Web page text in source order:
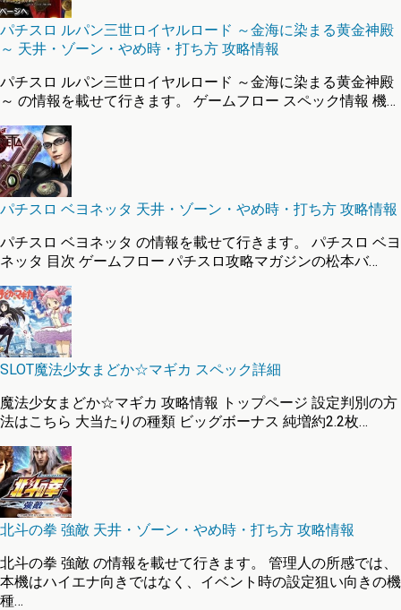
パチスロ ルパン三世ロイヤルロード ～金海に染まる黄金神殿
～ 天井・ゾーン・やめ時・打ち方 攻略情報
パチスロ ルパン三世ロイヤルロード ～金海に染まる黄金神殿
～ の情報を載せて行きます。 ゲームフロー スペック情報 機…
パチスロ ベヨネッタ 天井・ゾーン・やめ時・打ち方 攻略情報
パチスロ ベヨネッタ の情報を載せて行きます。 パチスロ ベヨ
ネッタ 目次 ゲームフロー パチスロ攻略マガジンの松本バ…
SLOT魔法少女まどか☆マギカ スペック詳細
魔法少女まどか☆マギカ 攻略情報 トップページ 設定判別の方
法はこちら 大当たりの種類 ビッグボーナス 純増約2.2枚…
北斗の拳 強敵 天井・ゾーン・やめ時・打ち方 攻略情報
北斗の拳 強敵 の情報を載せて行きます。 管理人の所感では、
本機はハイエナ向きではなく、イベント時の設定狙い向きの機
種…